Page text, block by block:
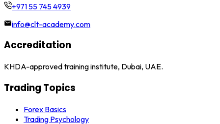
+971 55 745 4939
info@clt-academy.com
Accreditation
KHDA-approved training institute, Dubai, UAE.
Trading Topics
Forex Basics
Trading Psychology